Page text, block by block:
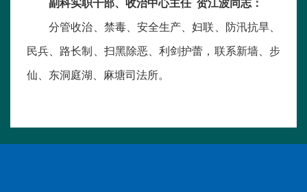
副科实职干部、收治中心主任 贺江波同志：
分管收治、禁毒、安全生产、妇联、防汛抗旱、
民兵、路长制、扫黑除恶、利剑护蕾，联系新墙、步
仙、东洞庭湖、麻塘司法所。